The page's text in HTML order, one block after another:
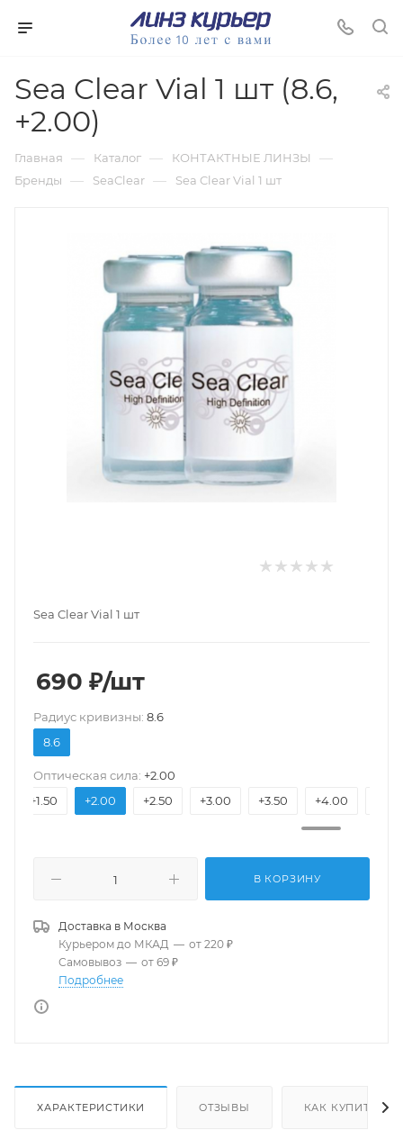
Sea Clear Vial 1 шт (8.6,
+2.00)
Главная — Каталог — КОНТАКТНЫЕ ЛИНЗЫ —
Бренды — SeaClear — Sea Clear Vial 1 шт
Sea Clear Vial 1 шт
690 ₽/шт
Pадиус кривизны: 8.6
8.6
Оптическая сила: +2.00
+1.50 +2.00 +2.50 +3.00 +3.50 +4.00
В КОРЗИНУ
Доставка в Москва
Курьером до МКАД — от 220 ₽
Самовывоз — от 69 ₽
Подробнее
ХАРАКТЕРИСТИКИ ОТЗЫВЫ КАК КУПИТЬ